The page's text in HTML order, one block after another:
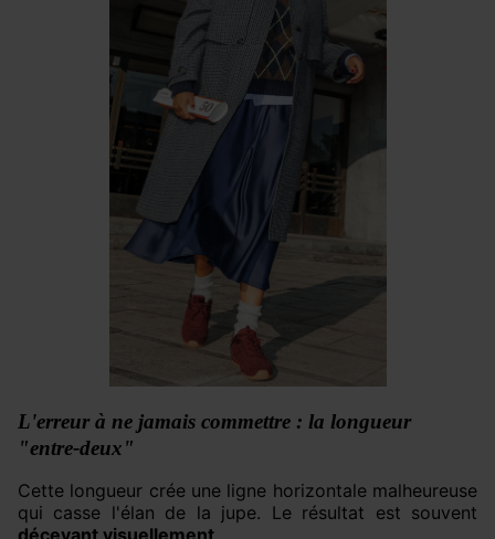
L'erreur à ne jamais commettre : la longueur
"entre-deux"
Cette longueur crée une ligne horizontale malheureuse
qui casse l'élan de la jupe. Le résultat est souvent
décevant visuellement